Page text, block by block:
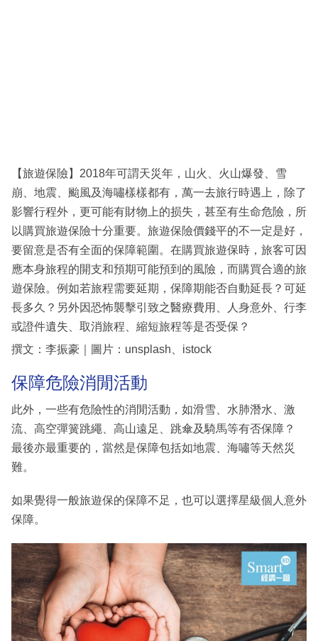
區
【旅遊保險】2018年可謂天災年，山火、火山爆發、雪
崩、地震、颱風及海嘯樣樣都有，萬一去旅行時遇上，除了
影響行程外，更可能有財物上的损失，甚至有生命危險，所
以購買旅遊保險十分重要。旅遊保險價錢平的不一定是好，
要留意是否有全面的保障範圍。在購買旅遊保時，旅客可因
應本身旅程的開支和預期可能預到的風險，而購買合適的旅
遊保險。例如若旅程需要延期，保障期能否自動延長？可延
長多久？另外因恐怖襲擊引致之醫療費用、人身意外、行李
或證件遺失、取消旅程、縮短旅程等是否受保？
撰文：李振豪｜圖片：unsplash、istock
保障危險消閒活動
此外，一些有危險性的消閒活動，如滑雪、水肺潛水、激
流、高空彈簧跳繩、高山遠足、跳傘及騎馬等有否保障？
最後亦最重要的，當然是保障包括如地震、海嘯等天然災
難。
如果覺得一般旅遊保的保障不足，也可以選擇星級個人意外
保障。